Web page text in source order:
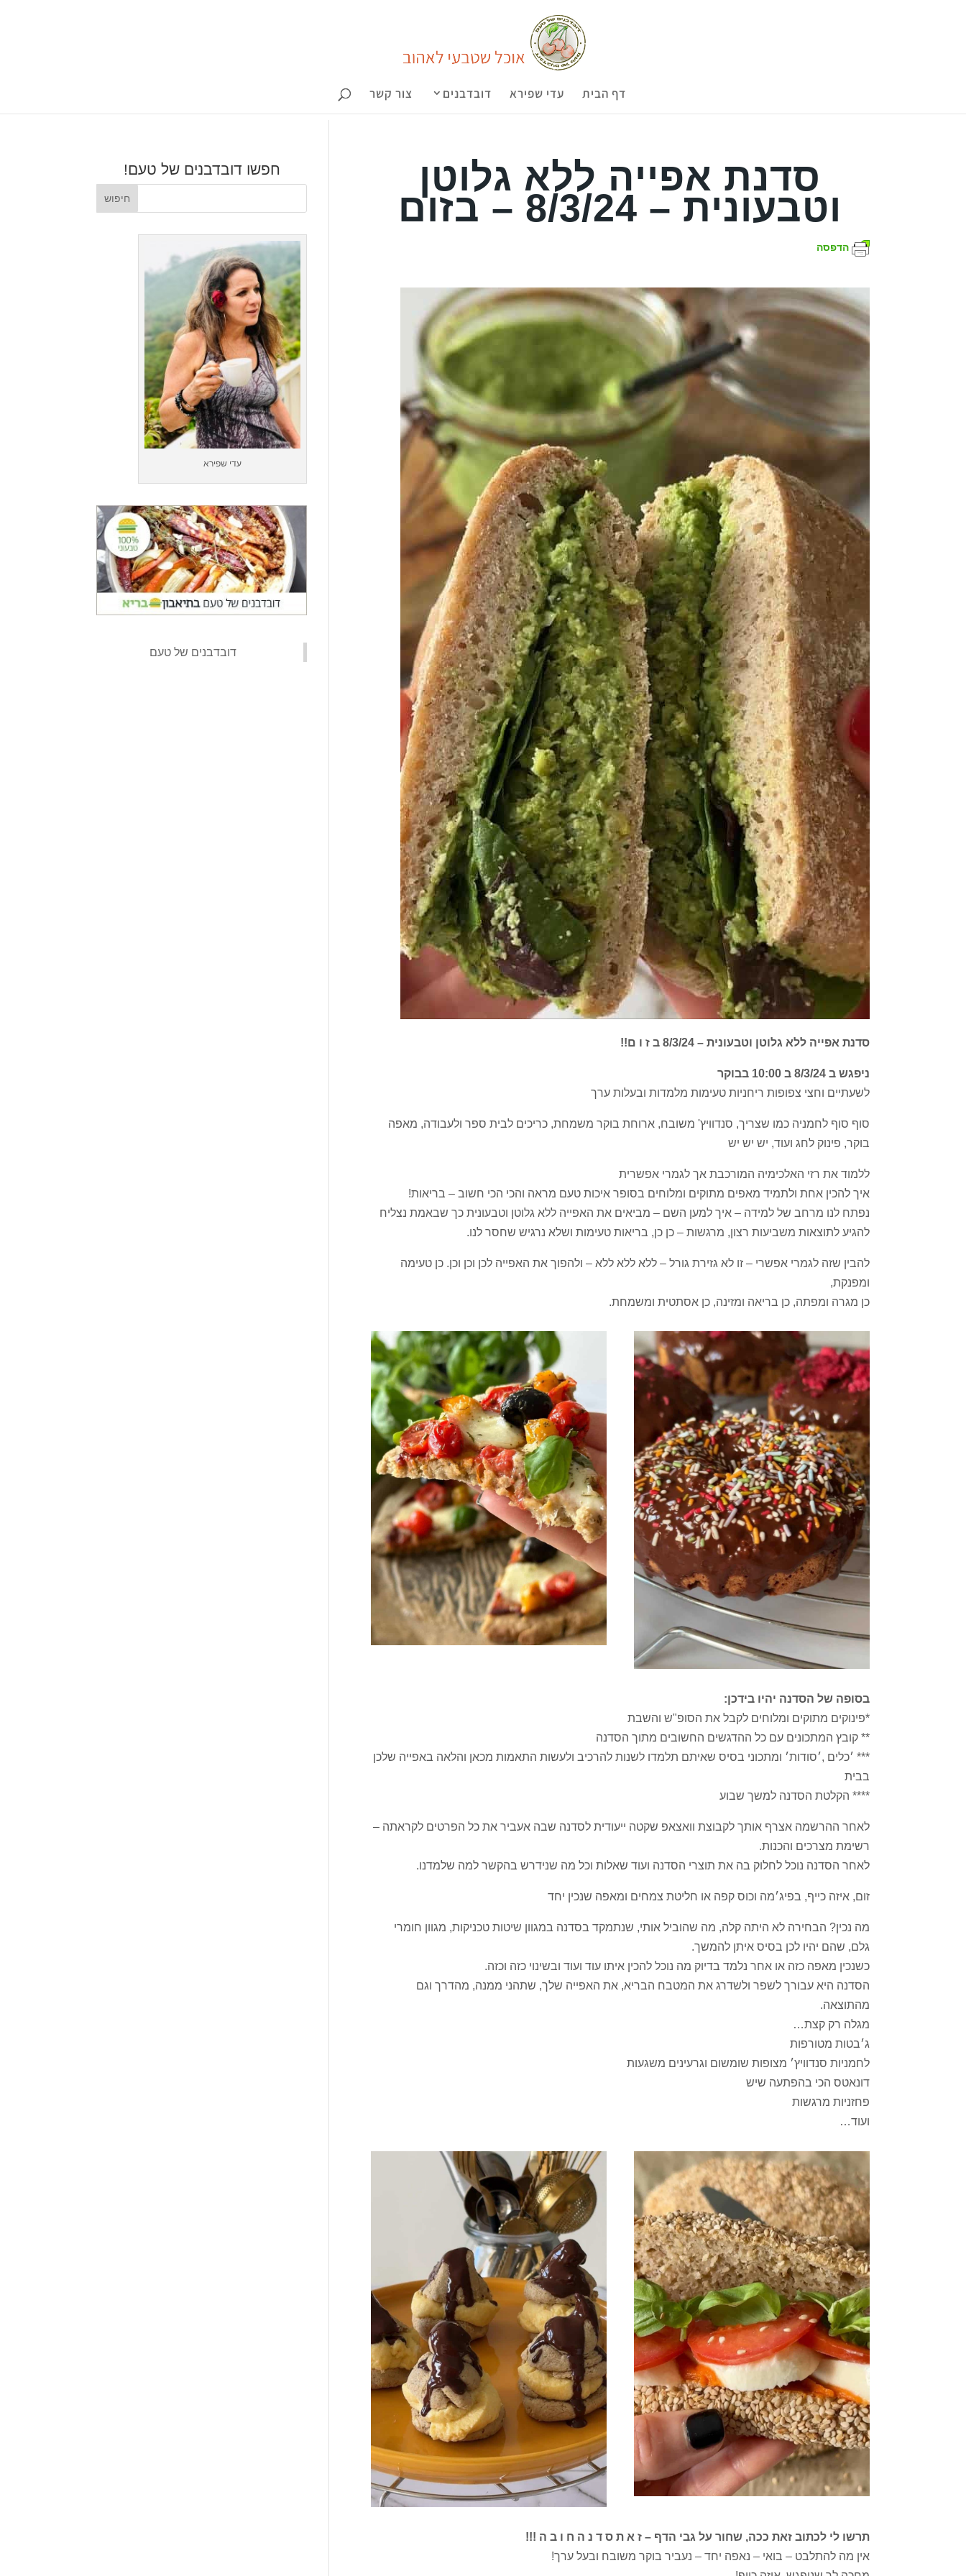
דף הבית עדי שפירא דובדבנים צור קשר
סדנת אפייה ללא גלוטן
וטבעונית – 8/3/24 – בזום
הדפסה
סדנת אפייה ללא גלוטן וטבעונית – 8/3/24 ב ז ו ם!!
ניפגש ב 8/3/24 ב 10:00 בבוקר
לשעתיים וחצי צפופות ריחניות טעימות מלמדות ובעלות ערך
סוף סוף לחמניה כמו שצריך, סנדוויץ' משובח, ארוחת בוקר משמחת, כריכים לבית ספר ולעבודה, מאפה
בוקר, פינוק לחג ועוד, יש יש יש
ללמוד את רזי האלכימיה המורכבת אך לגמרי אפשרית
איך להכין אחת ולתמיד מאפים מתוקים ומלוחים בסופר איכות טעם מראה והכי הכי חשוב – בריאות!
נפתח לנו מרחב של למידה – איך למען השם – מביאים את האפייה ללא גלוטן וטבעונית כך שבאמת נצליח
להגיע לתוצאות משביעות רצון, מרגשות – כן כן, בריאות טעימות ושלא נרגיש שחסר לנו.
להבין שזה לגמרי אפשרי – זו לא גזירת גורל – ללא ללא ללא – ולהפוך את האפייה לכן וכן וכן. כן טעימה
ומפנקת,
כן מגרה ומפתה, כן בריאה ומזינה, כן אסתטית ומשמחת.
בסופה של הסדנה יהיו בידכן:
*פינוקים מתוקים ומלוחים לקבל את הסופ"ש והשבת
** קובץ המתכונים עם כל ההדגשים החשובים מתוך הסדנה
*** ׳כלים ,׳סודות׳ ומתכוני בסיס שאיתם תלמדו לשנות להרכיב ולעשות התאמות מכאן והלאה באפייה שלכן
בבית
**** הקלטת הסדנה למשך שבוע
לאחר ההרשמה אצרף אותך לקבוצת וואצאפ שקטה ייעודית לסדנה שבה אעביר את כל הפרטים לקראתה –
רשימת מצרכים והכנות.
לאחר הסדנה נוכל לחלוק בה את תוצרי הסדנה ועוד שאלות וכל מה שנידרש בהקשר למה שלמדנו.
זום, איזה כייף, בפיג׳מה וכוס קפה או חליטת צמחים ומאפה שנכין יחד
מה נכין? הבחירה לא היתה קלה, מה שהוביל אותי, שנתמקד בסדנה במגוון שיטות טכניקות, מגוון חומרי
גלם, שהם יהיו לכן בסיס איתן להמשך.
כשנכין מאפה כזה או אחר נלמד בדיוק מה נוכל להכין איתו עוד ועוד ובשינוי כזה וכזה.
הסדנה היא עבורך לשפר ולשדרג את המטבח הבריא, את האפייה שלך, שתהני ממנה, מהדרך וגם
מהתוצאה.
מגלה רק קצת…
ג׳בטות מטורפות
לחמניות סנדוויץ׳ מצופות שומשום וגרעינים משגעות
דונאטס הכי בהפתעה שיש
פחזניות מרגשות
ועוד…
תרשו לי לכתוב זאת ככה, שחור על גבי הדף – ז א ת ס ד נ ה ח ו ב ה !!!
אין מה להתלבט – בואי – נאפה יחד – נעביר בוקר משובח ובעל ערך!
חפשו דובדבנים של טעם!
עדי שפירא
‏דובדבנים של טעם‏